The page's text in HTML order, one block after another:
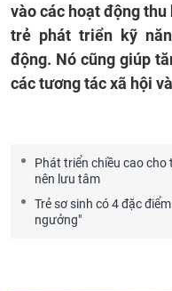
vào các hoạt động
trẻ phát triển kỹ
động. Nó cũng giúp
các tương tác xã hội
Phát triển chiều cao cho
nên lưu tâm
Trẻ sơ sinh có 4 đặc
ngưởng"